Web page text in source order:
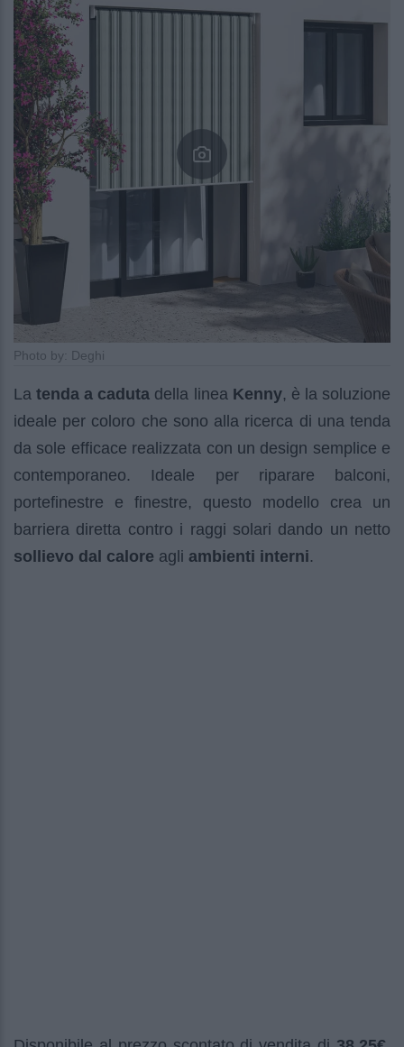
Photo by: Deghi
Latenda a caduta della linea Kenny, è la soluzione
ideale per coloro che sono alla ricerca di una tenda
da sole efficace realizzata con un design semplice e
contemporaneo. Ideale per riparare balconi,
portefinestre e finestre, questo modello crea un
barriera diretta contro i raggi solari dando un netto
sollievo dal calore agli ambienti interni.